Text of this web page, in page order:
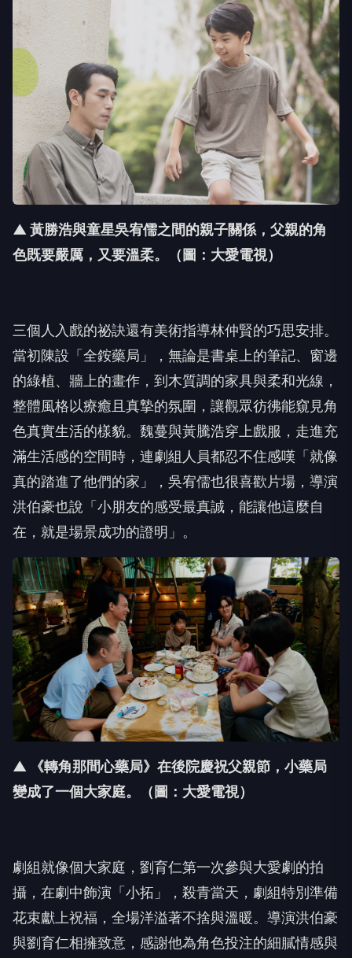
▲ 黃勝浩與童星吳宥儒之間的親子關係，父親的角
色既要嚴厲，又要溫柔。（圖：大愛電視）
當初陳設「全銨藥局」，無論是書桌上的筆記、窗邊
的綠植、牆上的畫作，到木質調的家具與柔和光線，
整體風格以療癒且真摯的氛圍，讓觀眾彷彿能窺見角
色真實生活的樣貌。魏蔓與黃騰浩穿上戲服，走進充
滿生活感的空間時，連劇組人員都忍不住感嘆「就像
真的踏進了他們的家」，吳宥儒也很喜歡片場，導演
洪伯豪也說「小朋友的感受最真誠，能讓他這麼自
在，就是場景成功的證明」。
▲ 《轉角那間心藥局》在後院慶祝父親節，小藥局
變成了一個大家庭。（圖：大愛電視）
攝，在劇中飾演「小拓」，殺青當天，劇組特別準備
花束獻上祝福，全場洋溢著不捨與溫暖。導演洪伯豪
與劉育仁相擁致意，感謝他為角色投注的細膩情感與
生命力「育仁讓小拓變成了我們都想守護的那個孩